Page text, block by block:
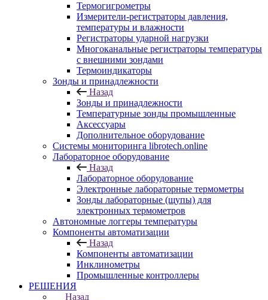
Термогигрометры
Измерители-регистраторы давления,
температуры и влажности
Регистраторы ударной нагрузки
Многоканальные регистраторы температуры
с внешними зондами
Термоиндикаторы
Зонды и принадлежности
Назад
Зонды и принадлежности
Температурные зонды промышленные
Аксессуары
Дополнительное оборудование
Системы мониторинга librotech.online
Лабораторное оборудование
Назад
Лабораторное оборудование
Электронные лабораторные термометры
Зонды лабораторные (щупы) для
электронных термометров
Автономные логгеры температуры
Компоненты автоматизации
Назад
Компоненты автоматизации
Инклинометры
Промышленные контроллеры
РЕШЕНИЯ
Назад